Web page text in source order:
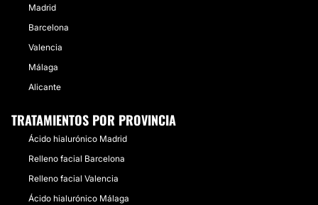
Madrid
Barcelona
Valencia
Málaga
Alicante
TRATAMIENTOS POR PROVINCIA
Ácido hialurónico Madrid
Relleno facial Barcelona
Relleno facial Valencia
Ácido hialurónico Málaga